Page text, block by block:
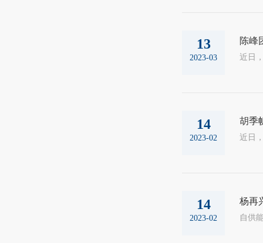
13
2023-03
陈峰
14
2023-02
胡季
14
2023-02
杨再